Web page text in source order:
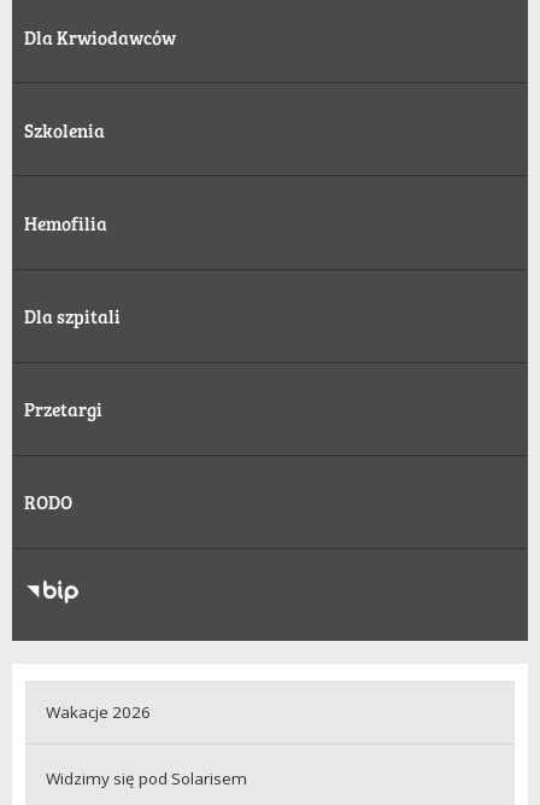
Dla Krwiodawców
Szkolenia
Hemofilia
Dla szpitali
Przetargi
RODO
RODO
Wakacje 2026
Widzimy się pod Solarisem